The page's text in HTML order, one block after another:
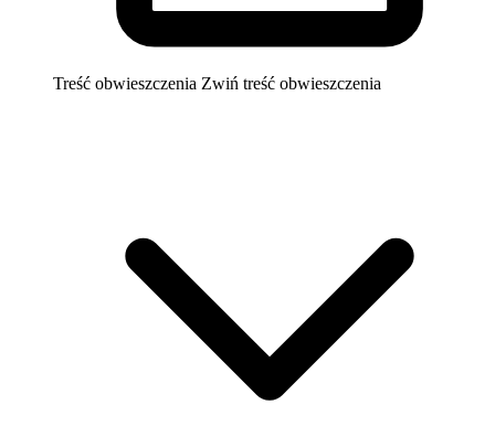
Treść obwieszczenia Zwiń treść obwieszczenia